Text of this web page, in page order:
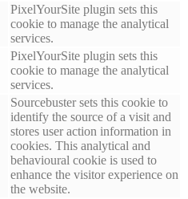
PixelYourSite plugin sets this
cookie to manage the analytical
services.
PixelYourSite plugin sets this
cookie to manage the analytical
services.
Sourcebuster sets this cookie to
identify the source of a visit and
stores user action information in
cookies. This analytical and
behavioural cookie is used to
enhance the visitor experience on
the website.